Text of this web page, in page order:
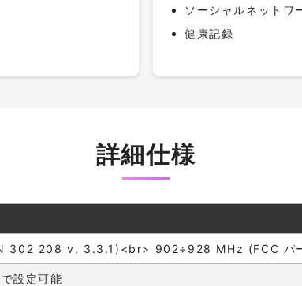
ソーシャルネットワ
健康記録
詳細仕様
302 208 v. 3.3.1)<br> 902÷928 MHz (FCC パ
設定可能